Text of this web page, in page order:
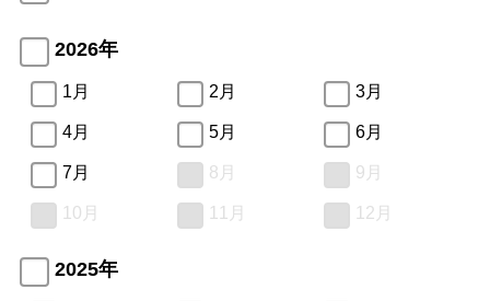
2026年
1月 2月 3月
4月 5月 6月
7月 8月 9月
10月 11月 12月
2025年